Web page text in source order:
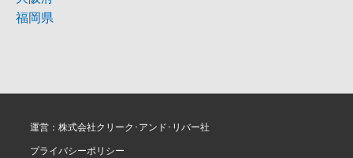
福岡県
運営：株式会社クリーク･アンド･リバー社
プライバシーポリシー